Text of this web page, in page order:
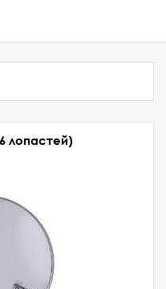
лопастей)